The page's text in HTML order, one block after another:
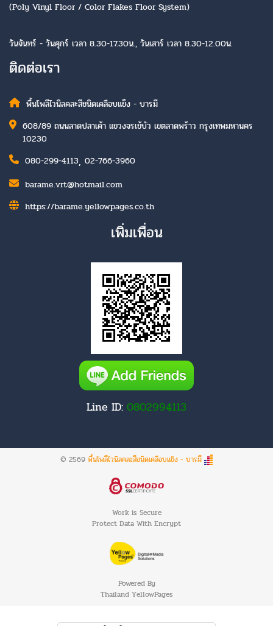
(Poly Vinyl Floor / Color Flakes Floor System)
วันจันทร์ - วันศุกร์ เวลา 8.30-17.30น., วันเสาร์ เวลา 8.30-12.00น.
ติดต่อเรา
พื้นโพลีไวนิลคละสีชนิดเคลือบแข็ง - บารมี
608/89 ถนนลาดปลาเค้า แขวงจรเข้บัว เขตลาดพร้าว กรุงเทพมหานคร
10230
080-299-4113, 02-766-3960
barame.vrt@hotmail.com
https://barame.yellowpages.co.th
เพิ่มเพื่อน
Line ID: 0802994113
© 2569 พื้นโพลีไวนิลคละสีชนิดเคลือบแข็ง - บารมี
Work is Secure
Protect Data With Encrypt
Powered By
Thailand YellowPages